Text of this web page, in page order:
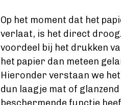
Op het moment dat het
verlaat, is het direct
voordeel bij het drukken
het papier dan meteen
Hieronder verstaan we
dun laagje mat of